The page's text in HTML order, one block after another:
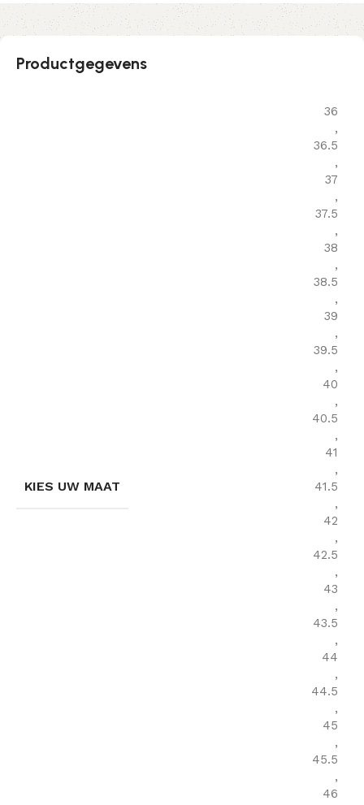
Productgegevens
KIES UW MAAT
36
,
36.5
,
37
,
37.5
,
38
,
38.5
,
39
,
39.5
,
40
,
40.5
,
41
,
41.5
,
42
,
42.5
,
43
,
43.5
,
44
,
44.5
,
45
,
45.5
,
46